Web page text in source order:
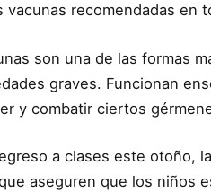
vacunas recomendadas en
son una de las formas
graves. Funcionan
y combatir ciertos
a clases este otoño,
aseguren que los niños